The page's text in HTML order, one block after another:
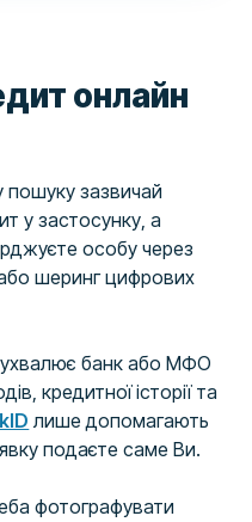
онлайн
пошуку зазвичай
у застосунку, а
особу через
шеринг цифрових
ухвалює банк або МФО
кредитної історії та
лише допомагають
подаєте саме Ви.
фотографувати